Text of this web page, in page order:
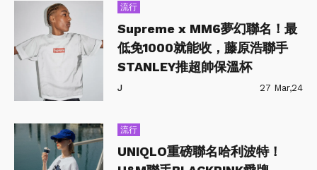
流行
Supreme x MM6夢幻聯名！最
低免1000就能收，藤原浩聯手
STANLEY推超帥保溫杯
J 27 Mar,24
流行
UNIQLO重磅聯名哈利波特！